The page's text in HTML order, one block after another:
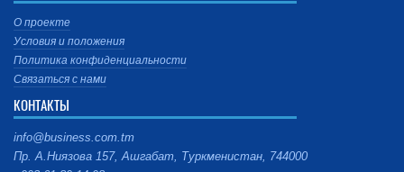
О проекте
Условия и положения
Политика конфиденциальности
Связаться с нами
КОНТАКТЫ
info@business.com.tm
Пр. А.Ниязова 157, Ашгабат, Туркменистан, 744000